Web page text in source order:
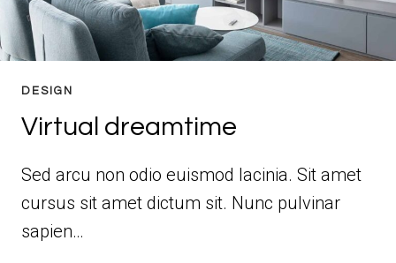
DESIGN
Virtual dreamtime
Sed arcu non odio euismod lacinia. Sit amet
cursus sit amet dictum sit. Nunc pulvinar
sapien…